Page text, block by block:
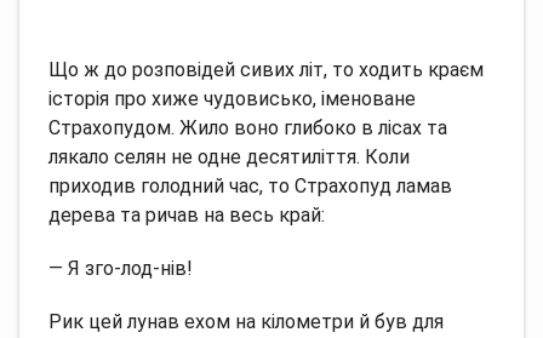
Що ж до розповідей сивих літ, то ходить краєм
історія про хиже чудовисько, іменоване
Страхопудом. Жило воно глибоко в лісах та
лякало селян не одне десятиліття. Коли
приходив голодний час, то Страхопуд ламав
дерева та ричав на весь край:
— Я зго-лод-нів!
Рик цей лунав ехом на кілометри й був для